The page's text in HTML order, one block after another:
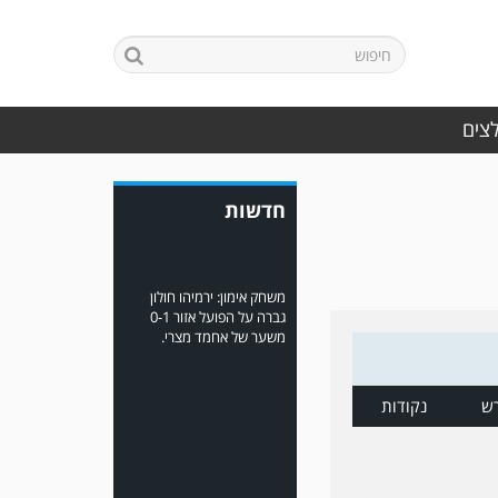
נקודות
חדשות